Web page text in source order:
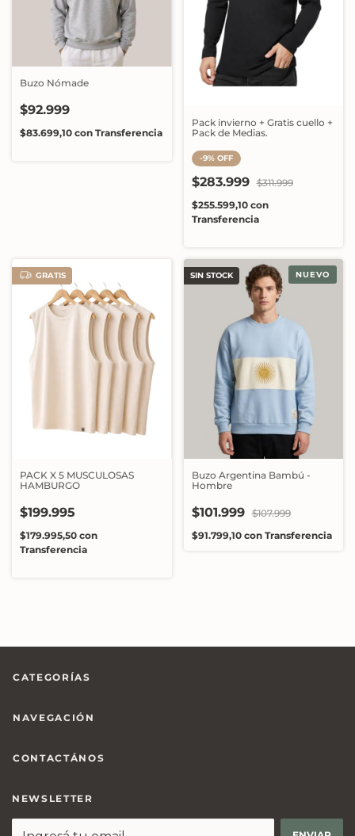
Buzo Nómade
$92.999
$83.699,10 con Transferencia
Pack invierno + Gratis cuello +
Pack de Medias.
-9% OFF
$283.999 $311.999
$255.599,10 con
Transferencia
GRATIS
PACK X 5 MUSCULOSAS
HAMBURGO
$199.995
$179.995,50 con
Transferencia
SIN STOCK NUEVO
Buzo Argentina Bambú -
Hombre
$101.999 $107.999
$91.799,10 con Transferencia
CATEGORÍAS
NAVEGACIÓN
CONTACTÁNOS
NEWSLETTER